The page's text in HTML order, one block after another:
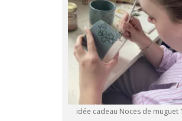
idée cadeau Noces de muguet